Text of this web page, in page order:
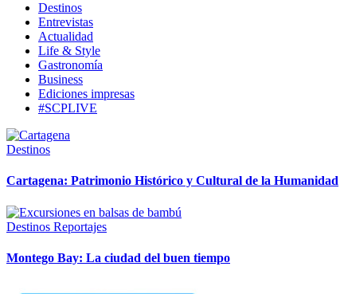
Destinos
Entrevistas
Actualidad
Life & Style
Gastronomía
Business
Ediciones impresas
#SCPLIVE
Destinos
Cartagena: Patrimonio Histórico y Cultural de la Humanidad
Destinos Reportajes
Montego Bay: La ciudad del buen tiempo